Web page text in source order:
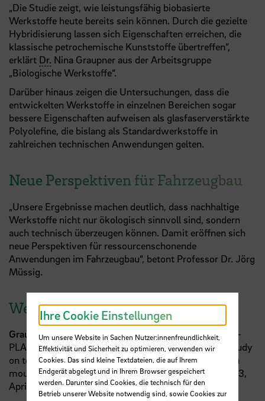
„Die Studie zeigt, wie leistungsfähig biobasierte
Werkstoffe heute bereits sein können. Durch die gezielte
Hybridisierung lassen sich Eigenschaften erreichen, die
klassische petrochemische Kunststoffe übertreffen“,
erklärt Dr. Nina Graupner aus der Arbeitsgruppe
„Biologische Werkstoffe“.
Darüber hinaus zeigen die Untersuchungen, dass die
entwickelten Werkstoffe in einzelnen Bereichen sogar
bessere Eigenschaften aufweisen als glasfaserverstärkte
Polyolefine, die bislang als Standardwerkstoffe in
zahlreichen technischen Anwendungen gelten.
Neue Perspektiven für Fahrzeugbau
„Unsere Ergebnisse machen deutlich, dass nachhaltige
Werkstoffe nicht nur ökologisch sinnvoll sind, sondern
auch technisch überzeugen können. Damit eröffnen sich
neue Perspektiven für ressourcenschonende
Anwendungen im Fahrzeugbau“, betont Professor Dr. Jörg
Müssig.
Weitere Informationen:
Graupner, N. & Müssig, J. 2026:Bio-based flax/rayon-
PLA hybrid composites: A review and experimental study
on toughness and mechanical performance in injection
moulding. In: Materials Today Communications, Vol. 53,
April 2026, 115340 (ISSN 2352-4928).
Ihre Cookie Einstellungen
Um unsere Website in Sachen Nutzer:innenfreundlichkeit,
Effektivität und Sicherheit zu optimieren, verwenden wir
Cookies. Das sind kleine Textdateien, die auf Ihrem
Endgerät abgelegt und in Ihrem Browser gespeichert
werden. Darunter sind Cookies, die technisch für den
Betrieb unserer Website notwendig sind, sowie Cookies zur